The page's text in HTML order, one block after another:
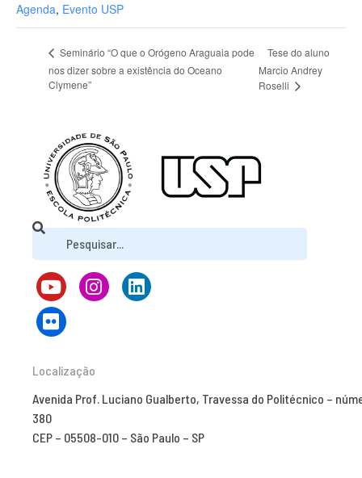
Agenda, Evento USP
Seminário “O que o Orógeno Araguaia pode
nos dizer sobre a existência do Oceano
Clymene”
Tese do aluno
Marcio Andrey
Roselli
Localização
Avenida Prof. Luciano Gualberto, Travessa do Politécnico –
380
CEP – 05508-010 – São Paulo – SP